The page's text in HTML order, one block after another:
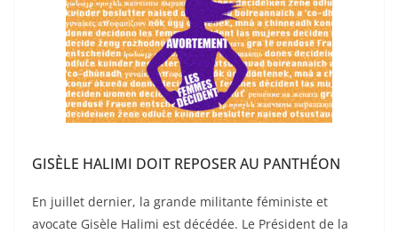
GISÈLE HALIMI DOIT REPOSER AU PANTHÉON
En juillet dernier, la grande militante féministe et
avocate Gisèle Halimi est décédée. Le Président de la